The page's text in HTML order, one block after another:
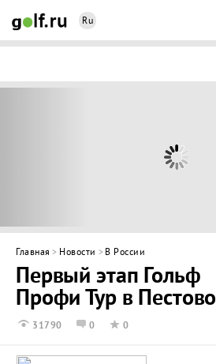
Ru
ГОЛЬФ-
ИНТЕРАКТИВ
Главная > Новости > В России
Первый этап Гольф
Профи Тур в Пестово
31790 0 0